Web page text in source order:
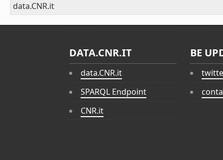
data.CNR.it
DATA.CNR.IT
data.CNR.it
SPARQL Endpoint
CNR.it
BE